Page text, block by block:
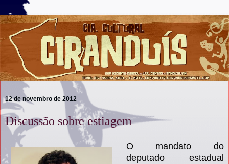
12 de novembro de 2012
Discussão sobre estiagem
O mandato do
deputado estadual